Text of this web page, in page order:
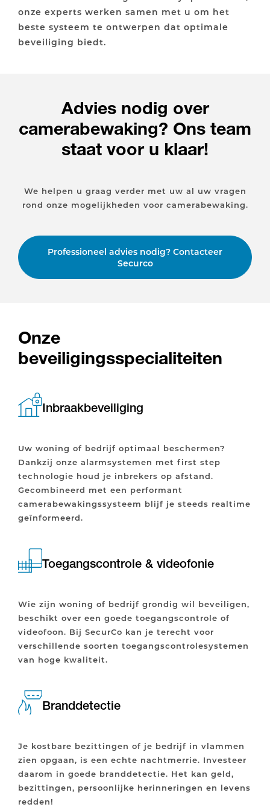
onze experts werken samen met u om het
beste systeem te ontwerpen dat optimale
beveiliging biedt.
Advies nodig over
camerabewaking? Ons team
staat voor u klaar!
We helpen u graag verder met uw al uw vragen
rond onze mogelijkheden voor camerabewaking.
Professioneel advies nodig? Contacteer
Securco
Onze
beveiligingsspecialiteiten
Inbraakbeveiliging
Uw woning of bedrijf optimaal beschermen?
Dankzij onze alarmsystemen met first step
technologie houd je inbrekers op afstand.
Gecombineerd met een performant
camerabewakingssysteem blijf je steeds realtime
geïnformeerd.
Toegangscontrole & videofonie
Wie zijn woning of bedrijf grondig wil beveiligen,
beschikt over een goede toegangscontrole of
videofoon. Bij SecurCo kan je terecht voor
verschillende soorten toegangscontrolesystemen
van hoge kwaliteit.
Branddetectie
Je kostbare bezittingen of je bedrijf in vlammen
zien opgaan, is een echte nachtmerrie. Investeer
daarom in goede branddetectie. Het kan geld,
bezittingen, persoonlijke herinneringen en levens
redden!